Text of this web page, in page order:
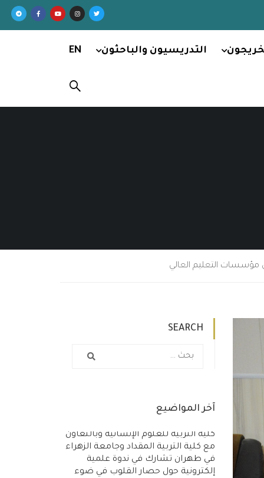
التدريسيون والباحثون EN
في مؤسسات التعليم العالي
SEARCH
آخر المواضيع
كلية التربية للعلوم الإنسانية وبالتعاون
مع كلية التربية المقداد وجامعة الزهراء
في طهران تشارك في ندوة علمية
إلكترونية حول حصار القلوب في ضوء